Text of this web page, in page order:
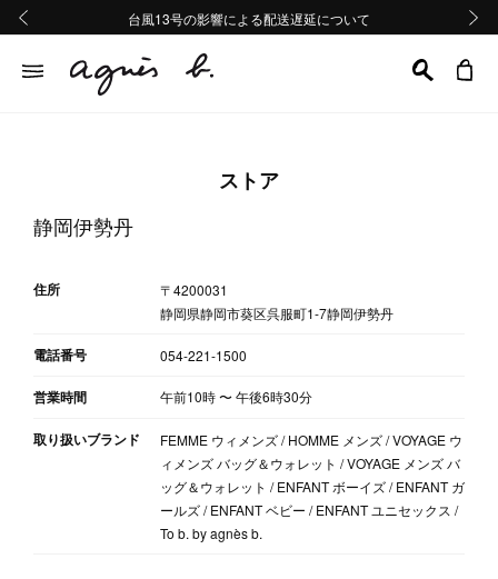
熊本地域地震の影響による配送遅延について
Summer Sale 2buy10%OFF!!
台風13号の影響による配送遅延について
熊本地域地震の影響による配送遅延について
Summer Sale 2buy10%OFF!!
ストア
静岡伊勢丹
住所
〒4200031
静岡県静岡市葵区呉服町1-7静岡伊勢丹
電話番号 054-221-1500
営業時間 午前10時〜午後6時30分
取り扱いブランド
FEMME ウィメンズ / HOMME メンズ / VOYAGE ウ
ィメンズ バッグ＆ウォレット / VOYAGE メンズ バ
ッグ＆ウォレット / ENFANT ボーイズ / ENFANT ガ
ールズ / ENFANT ベビー / ENFANT ユニセックス /
To b. by agnès b.